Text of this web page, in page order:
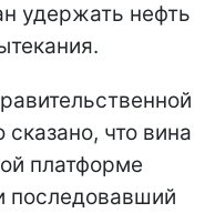
удержать нефть
сказано, что вина
платформе
последовавший